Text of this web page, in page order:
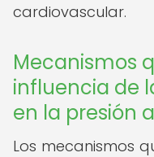
cardiovascular.
Mecanismos
influencia de
en la presión
Los mecanismos